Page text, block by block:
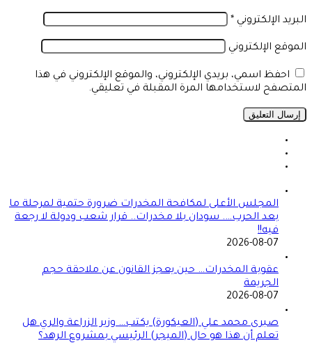
البريد الإلكتروني *
الموقع الإلكتروني
احفظ اسمي، بريدي الإلكتروني، والموقع الإلكتروني في هذا
المتصفح لاستخدامها المرة المقبلة في تعليقي.
المجلس الأعلى لمكافحة المخدرات ضرورة حتمية لمرحلة ما
بعد الحرب…. سودان بلا مخدرات.. قرار شعب ودولة لا رجعة
فيه!!
2026-08-07
عقوبة المخدرات… حين يعجز القانون عن ملاحقة حجم
الجريمة
2026-08-07
صبرى محمد علي (العيكورة) يكتب… وزير الزراعة والري هل
تعلم أن هذا هو حال (الميجر) الرئيسي بمشروع الرهد؟